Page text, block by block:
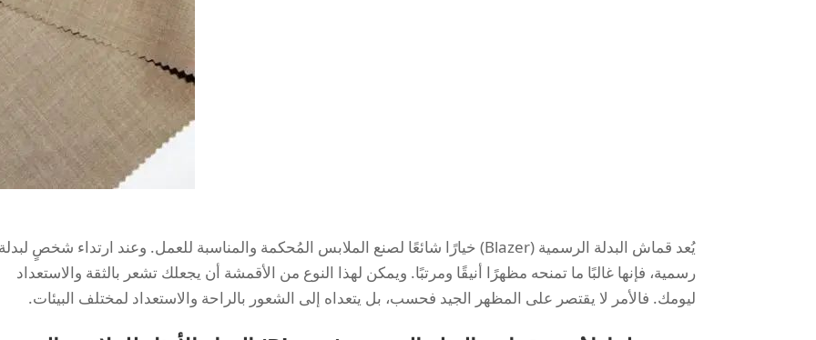
يُعد قماش البدلة الرسمية (Blazer) خيارًا شائعًا لصنع الملابس المُحكمة والمناسبة للعمل. وعند ارتداء شخصٍ لبدلة
رسمية، فإنها غالبًا ما تمنحه مظهرًا أنيقًا ومرتبًا. ويمكن لهذا النوع من الأقمشة أن يجعلك تشعر بالثقة والاستعداد
ليومك. فالأمر لا يقتصر على المظهر الجيد فحسب، بل يتعداه إلى الشعور بالراحة والاستعداد لمختلف البيئات.